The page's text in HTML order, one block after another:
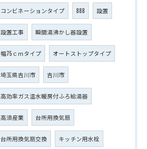
コンビネーションタイプ 888 設置
設置工事 瞬間湯沸かし器設置
幅75ｃｍタイプ オートストップタイプ
埼玉県吉川市 吉川市
高効率ガス温水暖房付ふろ給湯器
高須産業 台所用換気扇
台所用換気扇交換 キッチン用水栓